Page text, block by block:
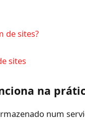
de sites?
sites
na
num